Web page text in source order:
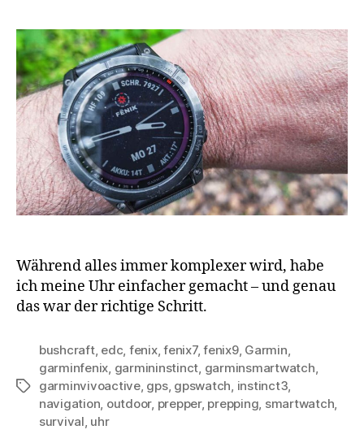
Während alles immer komplexer wird, habe
ich meine Uhr einfacher gemacht – und genau
das war der richtige Schritt.
Schlagwörter
bushcraft, edc, fenix,fenix7,fenix9, Garmin,
garminfenix, garmininstinct, garminsmartwatch,
garminvivoactive, gps, gpswatch, instinct3,
navigation, outdoor, prepper, prepping, smartwatch,
survival, uhr